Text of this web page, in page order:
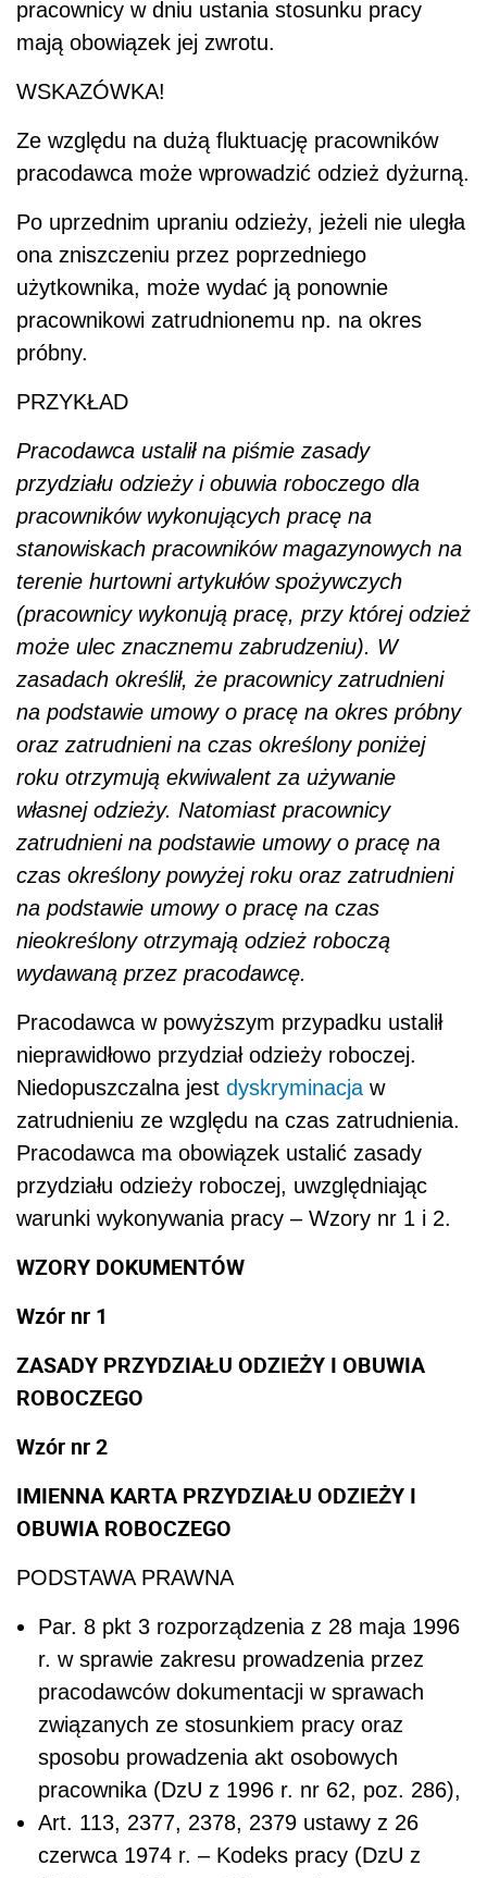
pracownicy w dniu ustania stosunku pracy
mają obowiązek jej zwrotu.
WSKAZÓWKA!
Ze względu na dużą fluktuację pracowników
pracodawca może wprowadzić odzież dyżurną.
Po uprzednim upraniu odzieży, jeżeli nie uległa
ona zniszczeniu przez poprzedniego
użytkownika, może wydać ją ponownie
pracownikowi zatrudnionemu np. na okres
próbny.
PRZYKŁAD
Pracodawca ustalił na piśmie zasady
przydziału odzieży i obuwia roboczego dla
pracowników wykonujących pracę na
stanowiskach pracowników magazynowych na
terenie hurtowni artykułów spożywczych
(pracownicy wykonują pracę, przy której odzież
może ulec znacznemu zabrudzeniu). W
zasadach określił, że pracownicy zatrudnieni
na podstawie umowy o pracę na okres próbny
oraz zatrudnieni na czas określony poniżej
roku otrzymują ekwiwalent za używanie
własnej odzieży. Natomiast pracownicy
zatrudnieni na podstawie umowy o pracę na
czas określony powyżej roku oraz zatrudnieni
na podstawie umowy o pracę na czas
nieokreślony otrzymają odzież roboczą
wydawaną przez pracodawcę.
Pracodawca w powyższym przypadku ustalił
nieprawidłowo przydział odzieży roboczej.
Niedopuszczalna jest dyskryminacja w
zatrudnieniu ze względu na czas zatrudnienia.
Pracodawca ma obowiązek ustalić zasady
przydziału odzieży roboczej, uwzględniając
warunki wykonywania pracy – Wzory nr 1 i 2.
WZORY DOKUMENTÓW
Wzór nr 1
ZASADY PRZYDZIAŁU ODZIEŻY I OBUWIA
ROBOCZEGO
Wzór nr 2
IMIENNA KARTA PRZYDZIAŁU ODZIEŻY I
OBUWIA ROBOCZEGO
PODSTAWA PRAWNA
Par. 8 pkt 3 rozporządzenia z 28 maja 1996
r. w sprawie zakresu prowadzenia przez
pracodawców dokumentacji w sprawach
związanych ze stosunkiem pracy oraz
sposobu prowadzenia akt osobowych
pracownika (DzU z 1996 r. nr 62, poz. 286),
Art. 113, 2377, 2378, 2379 ustawy z 26
czerwca 1974 r. – Kodeks pracy (DzU z